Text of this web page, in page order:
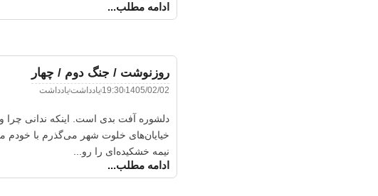
ادامه مطلب...
روزنوشت / جنگ دوم / چهار
1405/02/02
19:30 یادداشتیادداشت
دلشوره آفت بدی است. اینکه ندانی چرا
خیایان‌های خلوت شهر می‌گذرم با خودم
نیمه خشکیده‌ای را رو...
ادامه مطلب...